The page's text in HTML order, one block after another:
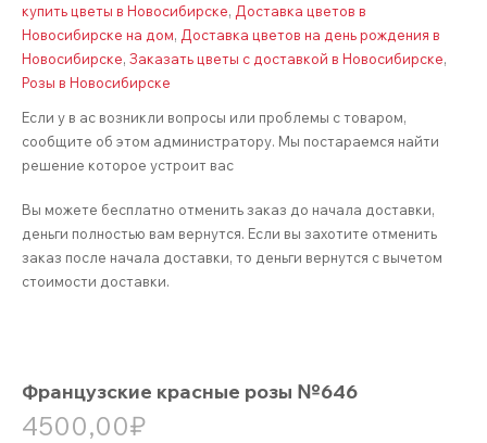
купить цветы в Новосибирске, Доставка цветов в
Новосибирске на дом, Доставка цветов на день рождения в
Новосибирске, Заказать цветы с доставкой в Новосибирске,
Розы в Новосибирске
Если у в ас возникли вопросы или проблемы с товаром,
сообщите об этом администратору. Мы постараемся найти
решение которое устроит вас
Вы можете бесплатно отменить заказ до начала доставки,
деньги полностью вам вернутся. Если вы захотите отменить
заказ после начала доставки, то деньги вернутся с вычетом
стоимости доставки.
Французские красные розы №646
4500,00₽